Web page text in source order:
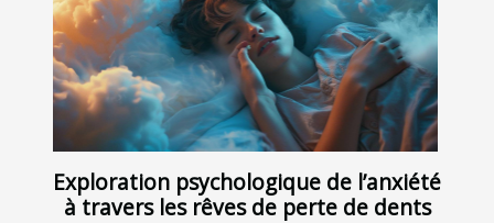
Exploration psychologique de l’anxiété
à travers les rêves de perte de dents